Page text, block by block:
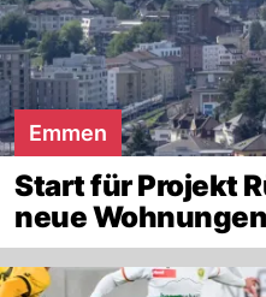
Emmen
Start für Projekt
neue